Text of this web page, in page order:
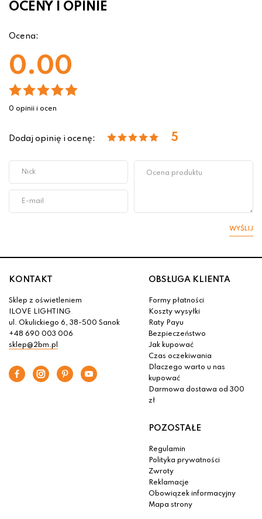
OCENY I OPINIE
Ocena:
0.00
0 opinii i ocen
Dodaj opinię i ocenę: 5
WYŚLIJ
KONTAKT
Sklep z oświetleniem
ILOVE LIGHTING
ul. Okulickiego 6, 38-500 Sanok
+48 690 003 006
sklep@2bm.pl
OBSŁUGA KLIENTA
Formy płatności
Koszty wysyłki
Raty Payu
Bezpieczeństwo
Jak kupować
Czas oczekiwania
Dlaczego warto u nas
kupować
Darmowa dostawa od 300
zł
POZOSTAŁE
Regulamin
Polityka prywatności
Zwroty
Reklamacje
Obowiązek informacyjny
Mapa strony